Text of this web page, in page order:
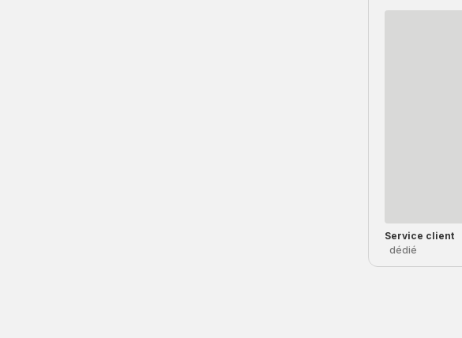
Service client
dédié